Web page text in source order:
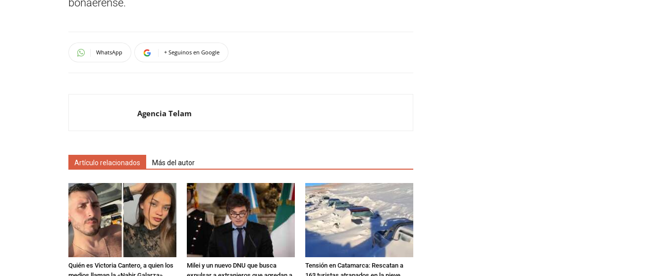
bonaerense.
WhatsApp + Seguinos en Google
Agencia Telam
Artículo relacionados Más del autor
Quién es Victoria Cantero, a quien los
Milei y un nuevo DNU que busca
Tensión en Catamarca: Rescatan a